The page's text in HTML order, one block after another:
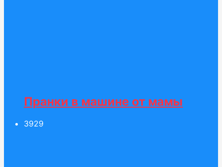
Пранки в машине от мамы
3929